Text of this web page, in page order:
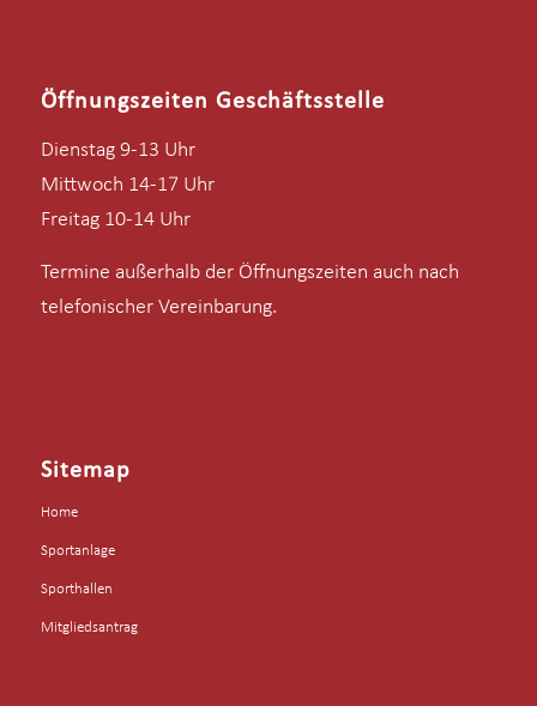
Öffnungszeiten Geschäftsstelle
Dienstag 9-13 Uhr
Mittwoch 14-17 Uhr
Freitag 10-14 Uhr
Termine außerhalb der Öffnungszeiten auch nach
telefonischer Vereinbarung.
Sitemap
Home
Sportanlage
Sporthallen
Mitgliedsantrag